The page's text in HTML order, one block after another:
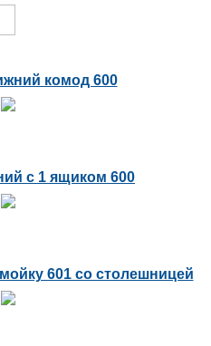
комод 600
с 1 ящиком 600
601 со столешницей